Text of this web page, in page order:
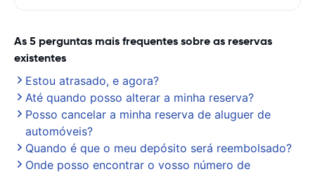
As 5 perguntas mais frequentes sobre as reservas
existentes
Estou atrasado, e agora?
Até quando posso alterar a minha reserva?
Posso cancelar a minha reserva de aluguer de
automóveis?
Quando é que o meu depósito será reembolsado?
Onde posso encontrar o vosso número de